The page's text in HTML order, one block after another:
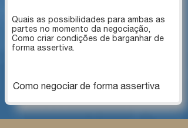
Quais as possibilidades para ambas as
partes no momento da negociação,
​​​​​​​Como criar condições de barganhar de
forma assertiva.
Como negociar de forma assertiva